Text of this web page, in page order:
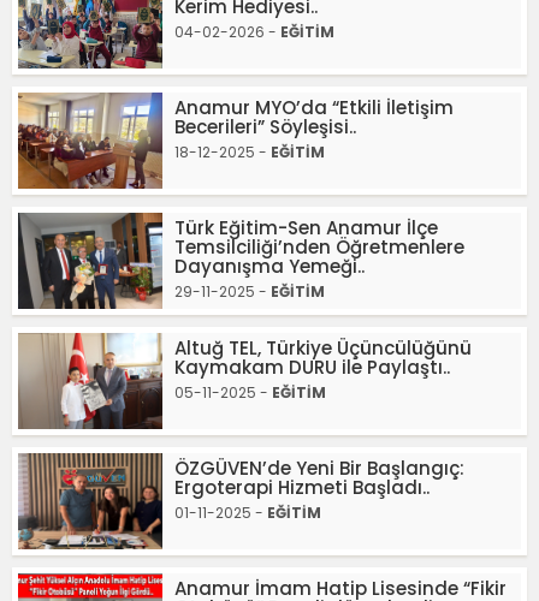
Kerim Hediyesi..
04-02-2026 - EĞİTİM
Anamur MYO’da “Etkili İletişim
Becerileri” Söyleşisi..
18-12-2025 - EĞİTİM
Türk Eğitim-Sen Anamur İlçe
Temsilciliği’nden Öğretmenlere
Dayanışma Yemeği..
29-11-2025 - EĞİTİM
Altuğ TEL, Türkiye Üçüncülüğünü
Kaymakam DURU ile Paylaştı..
05-11-2025 - EĞİTİM
ÖZGÜVEN’de Yeni Bir Başlangıç:
Ergoterapi Hizmeti Başladı..
01-11-2025 - EĞİTİM
Anamur İmam Hatip Lisesinde “Fikir